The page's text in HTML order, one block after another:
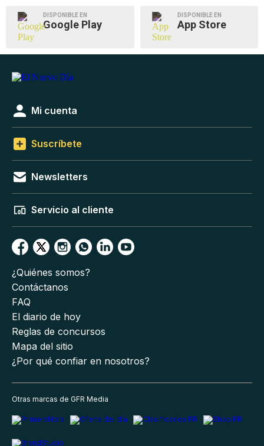
DISPONIBLE EN
Google Play
DISPONIBLE EN
App Store
Mi cuenta
Suscríbete
Newsletters
Servicio al cliente
¿Quiénes somos?
Contáctanos
FAQ
El diario de hoy
Reglas de concursos
Mapa del sitio
¿Por qué confiar en nosotros?
Otras marcas de GFR Media